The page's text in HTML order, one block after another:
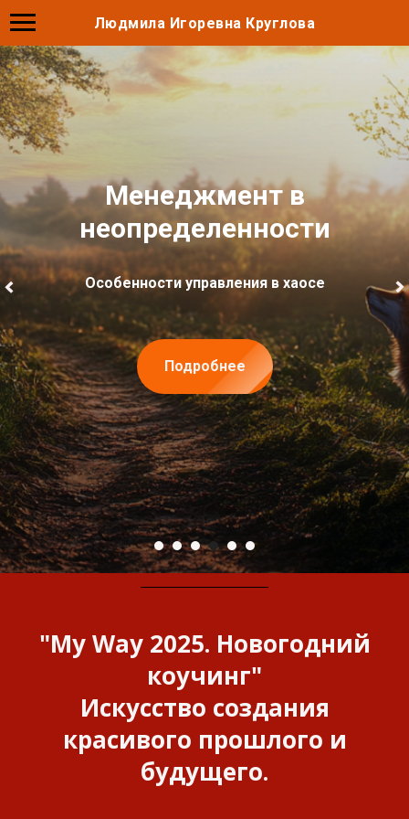
Людмила Игоревна Круглова
Менеджмент в
неопределенности
Особенности управления в хаосе
Подробнее
"My Way 2025. Новогодний
коучинг"
Искусство создания
красивого прошлого и
будущего.